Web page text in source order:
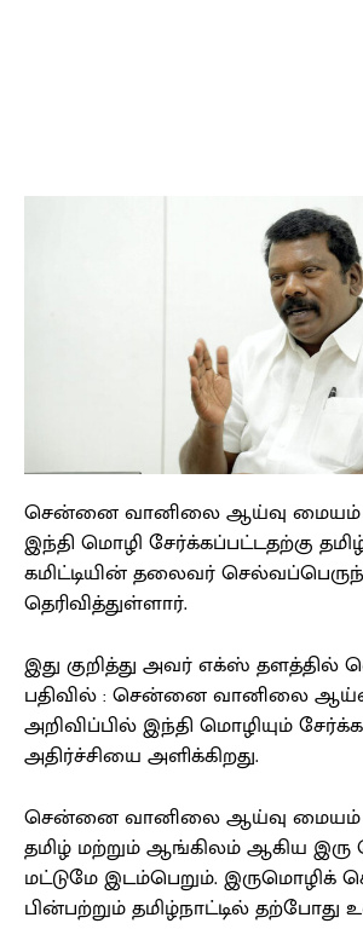
சென்னை வானிலை ஆய்வு மையம்
இந்தி மொழி சேர்க்கப்பட்டதற்கு
கமிட்டியின் தலைவர்
தெரிவித்துள்ளார்.
இது குறித்து அவர் எக்ஸ் தளத்தில்
பதிவில் : சென்னை வானிலை
அறிவிப்பில் இந்தி மொழியும்
அதிர்ச்சியை அளிக்கிறது.
சென்னை வானிலை ஆய்வு மையம்
தமிழ் மற்றும் ஆங்கிலம் ஆகிய
மட்டுமே இடம்பெறும்.
பின்பற்றும் தமிழ்நாட்டில்